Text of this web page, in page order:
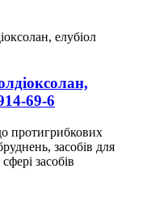
69-6
протигрибкових
засобів для
засобів